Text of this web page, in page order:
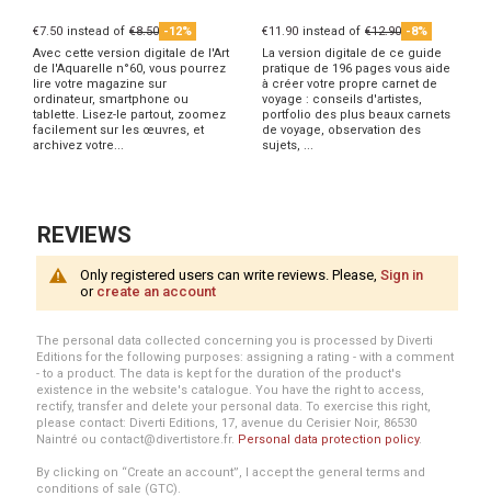
€7.50 instead of €8.50 -12%
Avec cette version digitale de l'Art
de l'Aquarelle n°60, vous pourrez
lire votre magazine sur
ordinateur, smartphone ou
tablette. Lisez-le partout, zoomez
facilement sur les œuvres, et
archivez votre...
€11.90 instead of €12.90 -8%
La version digitale de ce guide
pratique de 196 pages vous aide
à créer votre propre carnet de
voyage : conseils d'artistes,
portfolio des plus beaux carnets
de voyage, observation des
sujets, ...
REVIEWS
Only registered users can write reviews. Please, Sign in
or create an account
The personal data collected concerning you is processed by Diverti
Editions for the following purposes: assigning a rating - with a comment
- to a product. The data is kept for the duration of the product's
existence in the website's catalogue. You have the right to access,
rectify, transfer and delete your personal data. To exercise this right,
please contact: Diverti Editions, 17, avenue du Cerisier Noir, 86530
Naintré ou contact@divertistore.fr. Personal data protection policy.
By clicking on “Create an account”, I accept the general terms and
conditions of sale (GTC).